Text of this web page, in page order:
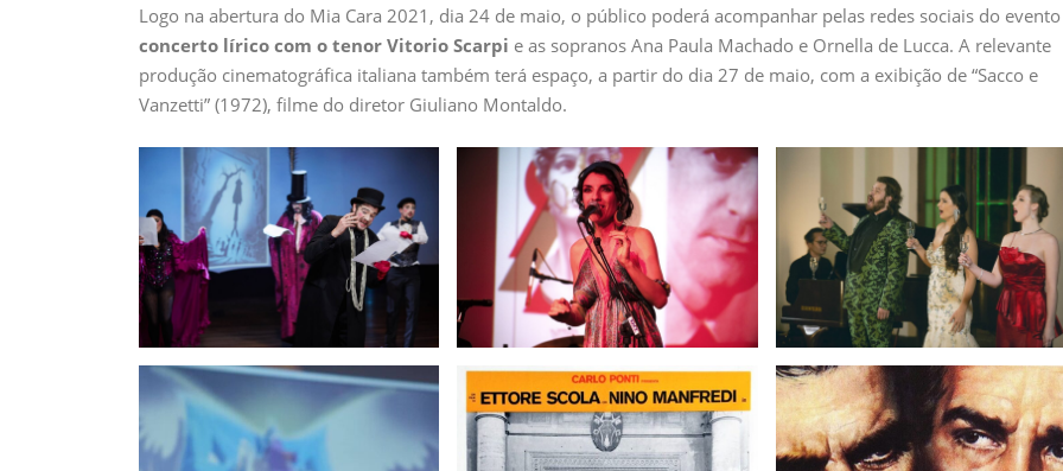
Logo na abertura do Mia Cara 2021, dia 24 de maio, o público poderá acompanhar pelas redes sociais do
concerto lírico com o tenor Vitorio Scarpi e as sopranos Ana Paula Machado e Ornella de Lucca. A relevante
produção cinematográfica italiana também terá espaço, a partir do dia 27 de maio, com a exibição de “Sacco e
Vanzetti” (1972), filme do diretor Giuliano Montaldo.